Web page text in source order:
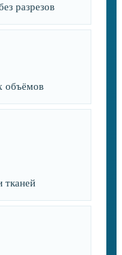
разрезов
объёмов
тканей